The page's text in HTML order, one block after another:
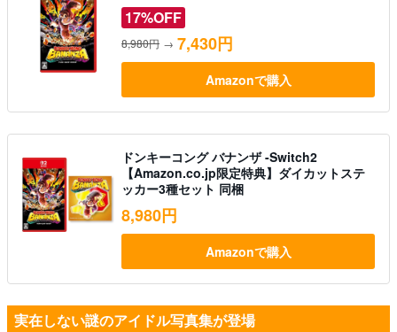
17%OFF
8,980円 → 7,430円
Amazonで購入
ドンキーコング バナンザ -Switch2
【Amazon.co.jp限定特典】ダイカットステ
ッカー3種セット 同梱
8,980円
Amazonで購入
実在しない謎のアイドル写真集が登場